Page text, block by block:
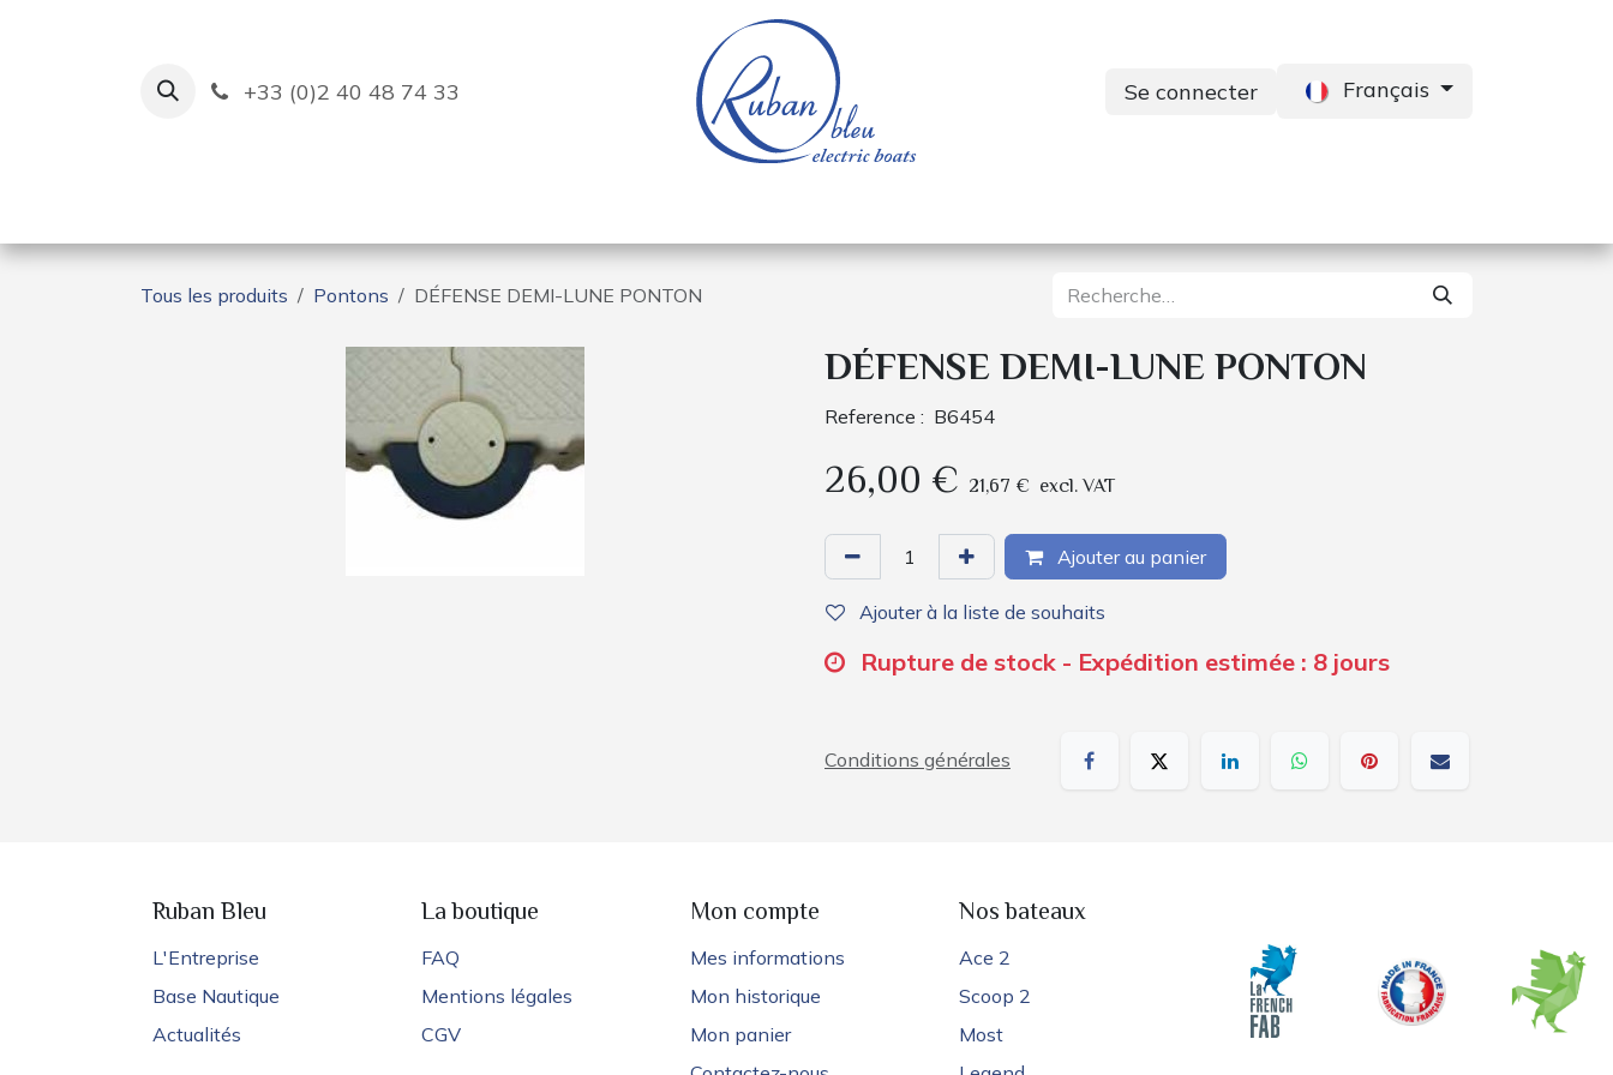
+33 (0)2 40 48 74 33 Se connecter Français
Tous les produits Pontons DÉFENSE DEMI-LUNE PONTON
DÉFENSE DEMI-LUNE PONTON
Reference : B6454
26,00 € 21,67 € excl. VAT
Ajouter au panier
Ajouter à la liste de souhaits
Rupture de stock - Expédition estimée : 8 jours
Conditions générales
Ruban Bleu
L'Entreprise
Base Nautique
Actualités
La boutique
FAQ
Mentions légales
CGV
Mon compte
Mes informations
Mon historique
Mon panier
Nos bateaux
Ace 2
Scoop 2
Most